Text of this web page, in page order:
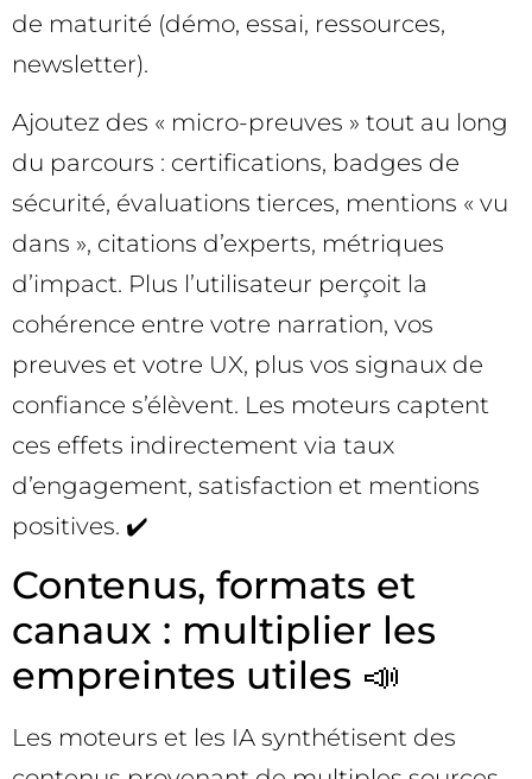
de maturité (démo, essai, ressources,
newsletter).
Ajoutez des « micro-preuves » tout au long
du parcours : certifications, badges de
sécurité, évaluations tierces, mentions « vu
dans », citations d’experts, métriques
d’impact. Plus l’utilisateur perçoit la
cohérence entre votre narration, vos
preuves et votre UX, plus vos signaux de
confiance s’élèvent. Les moteurs captent
ces effets indirectement via taux
d’engagement, satisfaction et mentions
positives. ✔️
Contenus, formats et
canaux : multiplier les
empreintes utiles 📣
Les moteurs et les IA synthétisent des